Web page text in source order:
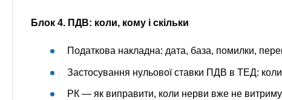
Блок 4. ПДВ: коли, кому і скільки
Податкова накладна: дата, база, помилки,
Застосування нульової ставки ПДВ в ТЕД:
РК — як виправити, коли нерви вже не